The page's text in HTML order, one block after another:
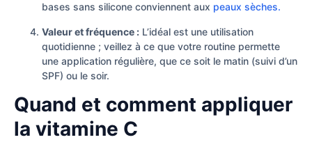
bases sans silicone conviennent aux peaux sèches.
Valeur et fréquence : L’idéal est une utilisation
quotidienne ; veillez à ce que votre routine permette
une application régulière, que ce soit le matin (suivi d’un
SPF) ou le soir.
Quand et comment appliquer
la vitamine C